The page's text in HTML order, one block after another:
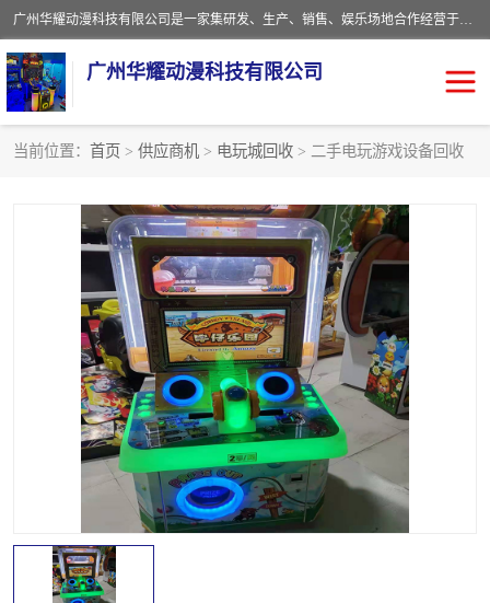
广州华耀动漫科技有限公司是一家集研发、生产、销售、娱乐场地合作经营于一体的动漫游戏公司。本公司拥有一支年轻化集研发生产到售后服务的队伍，及时地为客户提供、赚钱的产品。本公司以雄厚的实力、合理的价格、优良的服务与多家企业建立了长期的合作关系。热诚欢迎各界前来参观、考察、洽谈业务。目前公司经营的产品有：各种捕渔游戏机系列，大型模拟机系列、轮盘机系列、连线机系列、框体机系列、玛莉机系列等。
广州华耀动漫科技有限公司
当前位置： 首页 > 供应商机 > 电玩城回收 > 二手电玩游戏设备回收
赛车回收 电玩城回收
模拟机回收 儿童机回收
游戏厅回收 *机回收